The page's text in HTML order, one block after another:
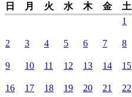
日 月 火 水 木 金
土
1
2 3 4 5 6 7 8
9 10 11 12 13 14 15
16 17 18 19 20 21 22